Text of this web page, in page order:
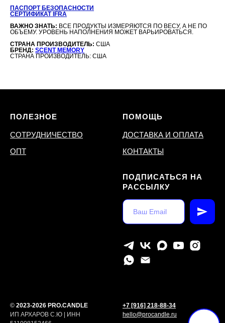
ПАСПОРТ БЕЗОПАСНОСТИ
СЕРТИФИКАТ IFRA
ВАЖНО ЗНАТЬ: ВСЕ ПРОДУКТЫ ИЗМЕРЯЮТСЯ ПО ВЕСУ, А НЕ ПО
ОБЪЕМУ. УРОВЕНЬ НАПОЛНЕНИЯ МОЖЕТ ВАРЬИРОВАТЬСЯ.
СТРАНА ПРОИЗВОДИТЕЛЬ: США
БРЕНД: SCENT MEMORY
СТРАНА ПРОИЗВОДИТЕЛЬ: США
ПОЛЕЗНОЕ
СОТРУДНИЧЕСТВО
ОПТ
ПОМОЩЬ
ДОСТАВКА И ОПЛАТА
КОНТАКТЫ
ПОДПИСАТЬСЯ НА
РАССЫЛКУ
© 2023-2026 PRO.CANDLE
ИП АРХАРОВ С.Ю | ИНН
+7 [916] 218-88-34
hello@procandle.ru